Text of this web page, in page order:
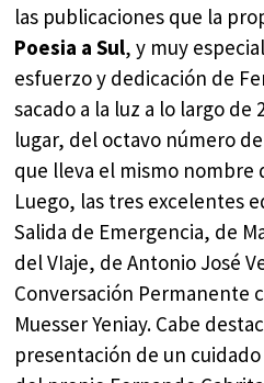
las publicaciones que la
Poesia a Sul, y muy
esfuerzo y dedicación de
sacado a la luz a lo largo de
lugar, del octavo número
que lleva el mismo nombre
Luego, las tres excelentes
Salida de Emergencia, de
del VIaje, de Antonio José
Conversación Permanente
Muesser Yeniay. Cabe
presentación de un